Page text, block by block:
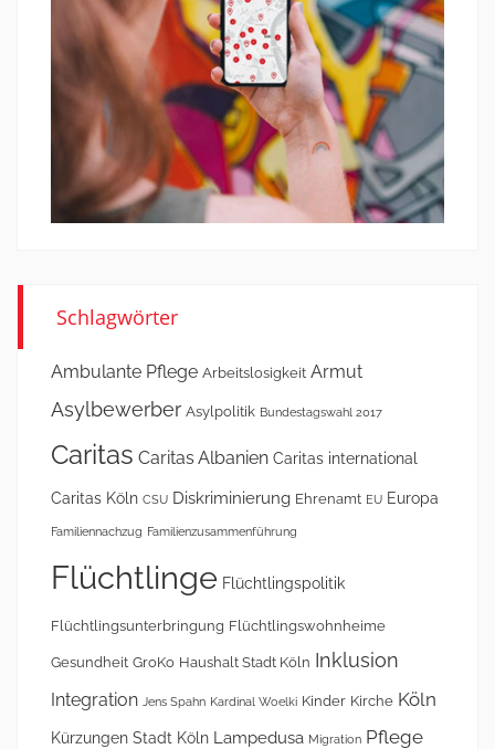
Schlagwörter
Ambulante Pflege Arbeitslosigkeit Armut
Asylbewerber Asylpolitik Bundestagswahl 2017
Caritas Caritas Albanien Caritas international
Caritas Köln CSU Diskriminierung Ehrenamt EU Europa
Familiennachzug Familienzusammenführung
Flüchtlinge Flüchtlingspolitik
Flüchtlingsunterbringung Flüchtlingswohnheime
Gesundheit GroKo Haushalt Stadt Köln Inklusion
Integration Jens Spahn Kardinal Woelki Kinder Kirche Köln
Kürzungen Stadt Köln Lampedusa Migration Pflege